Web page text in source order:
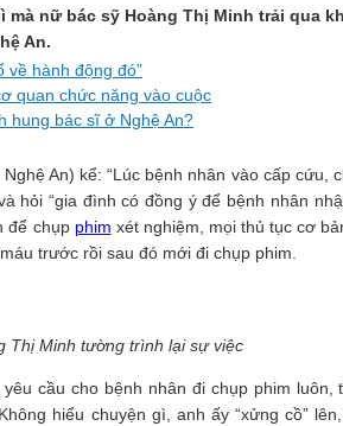
nữ bác sỹ Hoàng Thị Minh trải qua
An.
về hành động đó”
quan chức năng vào cuộc
hung bác sĩ ở Nghệ An?
An) kể: “Lúc bệnh nhân vào cấp cứu,
hỏi “gia đình có đồng ý để bệnh nhân
để chụp phim xét nghiệm, mọi thủ tục cơ
trước rồi sau đó mới đi chụp phim.
Thị Minh tường trình lại sự việc
cầu cho bệnh nhân đi chụp phim luôn,
hiểu chuyện gì, anh ấy “xửng cồ”